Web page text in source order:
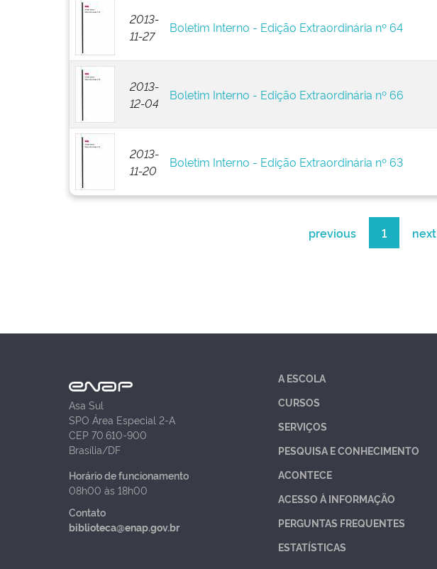
2013-
11-27
Boletim Interno - Edição Extraordinária nº 64
2013-
12-04
Boletim Interno - Edição Extraordinária nº 66
2013-
11-20
Boletim Interno - Edição Extraordinária nº 63
previous 1 next
Asa Sul
SPO Área Especial 2-A
CEP 70.610-900
Brasília/DF
Horário de funcionamento
08h00 às 18h00
Contato
biblioteca@enap.gov.br
A ESCOLA
CURSOS
SERVIÇOS
PESQUISA E CONHECIMENTO
ACONTECE
ACESSO À INFORMAÇÃO
PERGUNTAS FREQUENTES
ESTATÍSTICAS